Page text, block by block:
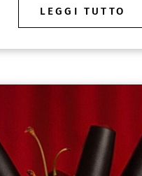
LEGGI TUTTO